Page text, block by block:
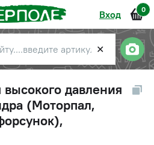
Вход 0
✕
высокого давления
(Моторпал,